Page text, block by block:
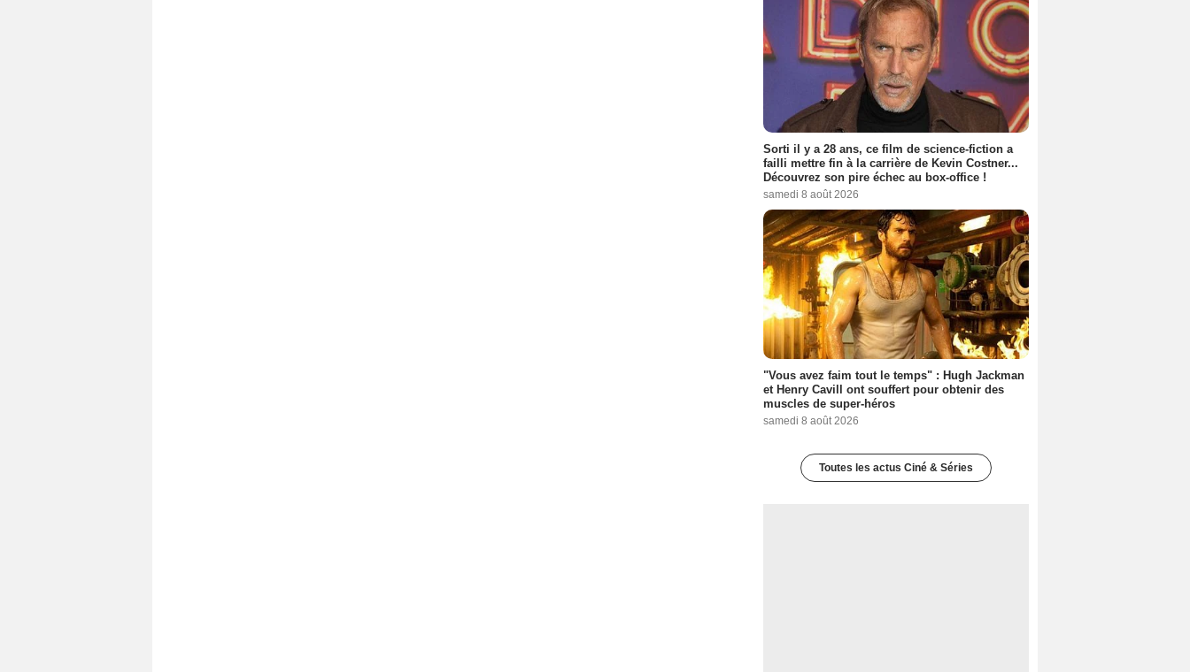
Sorti il y a 28 ans, ce film de science-fiction a
failli mettre fin à la carrière de Kevin Costner...
Découvrez son pire échec au box-office !
samedi 8 août 2026
"Vous avez faim tout le temps" : Hugh Jackman
et Henry Cavill ont souffert pour obtenir des
muscles de super-héros
samedi 8 août 2026
Toutes les actus Ciné & Séries